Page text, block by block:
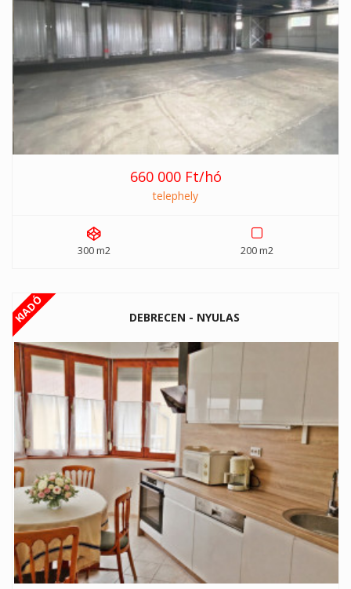
660 000 Ft/hó
telephely
300 m2 200 m2
KIADÓ DEBRECEN - NYULAS